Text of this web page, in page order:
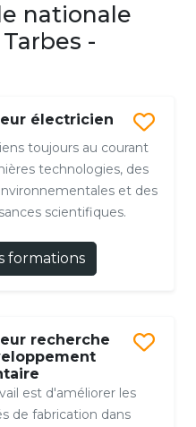
nationale
-
électricien
toujours au courant
technologies, des
et des
scientifiques.
formations
recherche
est d'améliorer les
de fabrication dans